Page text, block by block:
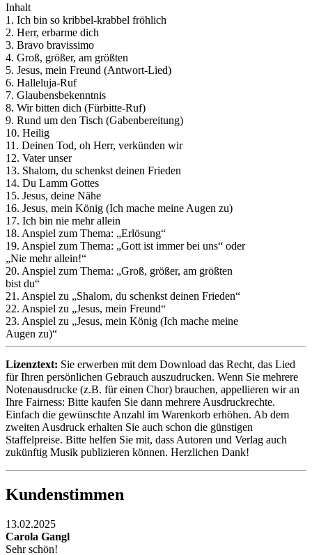
Inhalt
1. Ich bin so kribbel-krabbel fröhlich
2. Herr, erbarme dich
3. Bravo bravissimo
4. Groß, größer, am größten
5. Jesus, mein Freund (Antwort-Lied)
6. Halleluja-Ruf
7. Glaubensbekenntnis
8. Wir bitten dich (Fürbitte-Ruf)
9. Rund um den Tisch (Gabenbereitung)
10. Heilig
11. Deinen Tod, oh Herr, verkünden wir
12. Vater unser
13. Shalom, du schenkst deinen Frieden
14. Du Lamm Gottes
15. Jesus, deine Nähe
16. Jesus, mein König (Ich mache meine Augen zu)
17. Ich bin nie mehr allein
18. Anspiel zum Thema: „Erlösung“
19. Anspiel zum Thema: „Gott ist immer bei uns“ oder
„Nie mehr allein!“
20. Anspiel zum Thema: „Groß, größer, am größten
bist du“
21. Anspiel zu „Shalom, du schenkst deinen Frieden“
22. Anspiel zu „Jesus, mein Freund“
23. Anspiel zu „Jesus, mein König (Ich mache meine
Augen zu)“
Lizenztext: Sie erwerben mit dem Download das Recht, das Lied
für Ihren persönlichen Gebrauch auszudrucken. Wenn Sie mehrere
Notenausdrucke (z.B. für einen Chor) brauchen, appellieren wir an
Ihre Fairness: Bitte kaufen Sie dann mehrere Ausdruckrechte.
Einfach die gewünschte Anzahl im Warenkorb erhöhen. Ab dem
zweiten Ausdruck erhalten Sie auch schon die günstigen
Staffelpreise. Bitte helfen Sie mit, dass Autoren und Verlag auch
zukünftig Musik publizieren können. Herzlichen Dank!
Kundenstimmen
13.02.2025
Carola Gangl
Sehr schön!